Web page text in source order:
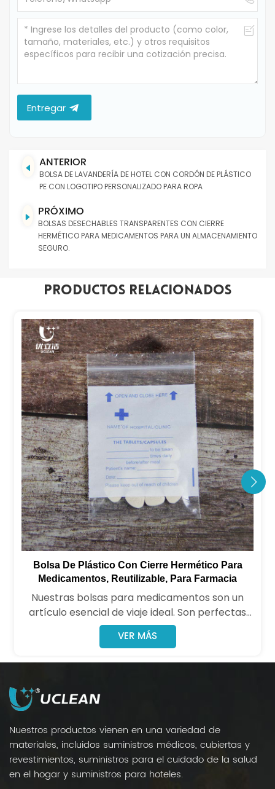
Entregar
ANTERIOR
BOLSA DE LAVANDERÍA DE HOTEL CON CORDÓN DE PLÁSTICO
PE CON LOGOTIPO PERSONALIZADO PARA ROPA
PRÓXIMO
BOLSAS DESECHABLES TRANSPARENTES CON CIERRE
HERMÉTICO PARA MEDICAMENTOS PARA UN ALMACENAMIENTO
SEGURO.
Productos Relacionados
Bolsa De Plástico Con Cierre Hermético Para
Medicamentos, Reutilizable, Para Farmacia
Nuestras bolsas para medicamentos son un
artículo esencial de viaje ideal. Son perfectas
para mantener sus medicamentos diarios
perfectamente organizados y versátiles,
VER MÁS
Nuestros productos vienen en una variedad de
materiales, incluidos suministros médicos, cubiertas y
revestimientos, suministros para el cuidado de la salud
en el hogar y suministros para hoteles.